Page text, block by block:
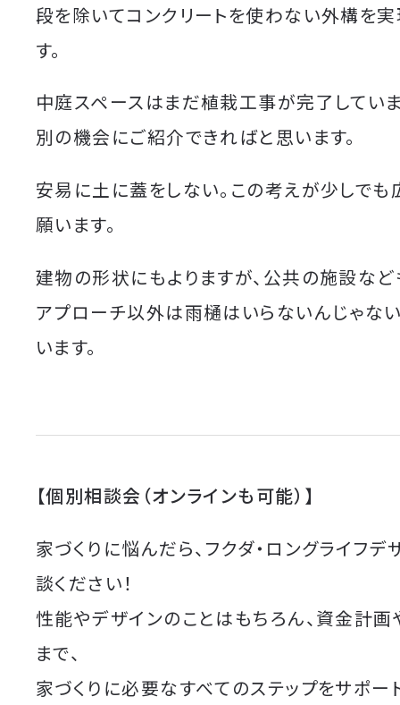
段を除いてコンクリートを使わない外構を
す。
中庭スペースはまだ植栽工事が完了してい
別の機会にご紹介できればと思います。
安易に土に蓋をしない。この考えが少しで
願います。
建物の形状にもよりますが、公共の施設な
アプローチ以外は雨樋はいらないんじゃな
います。
【個別相談会（オンラインも可能）】
家づくりに悩んだら、フクダ・ロングライフ
談ください！
性能やデザインのことはもちろん、資金計
まで、
家づくりに必要なすべてのステップをサポー